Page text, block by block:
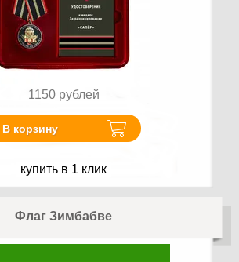
1150 рублей
В корзину
купить в 1 клик
Флаг Зимбабве